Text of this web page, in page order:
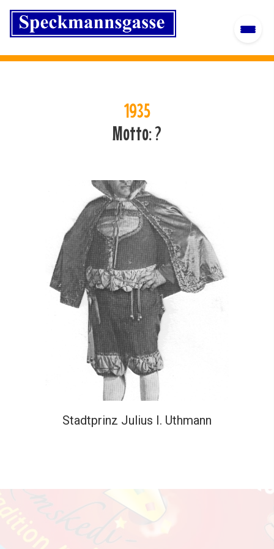
1935
Motto: ?
Stadtprinz Julius I. Uthmann